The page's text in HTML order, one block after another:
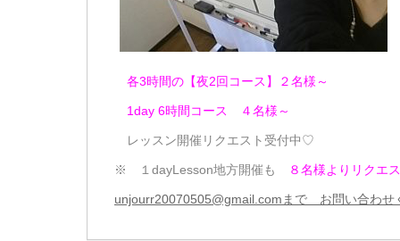
各3時間の【夜2回コース】２名様～
1day 6時間コース ４名様～
レッスン開催リクエスト受付中♡
※ １dayLesson地方開催も ８名様よりリクエ
unjourr20070505@gmail.comまで お問い合わせ